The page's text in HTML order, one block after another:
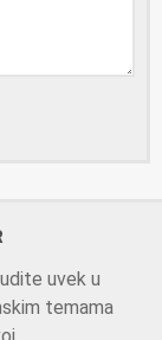
uvek u
temama